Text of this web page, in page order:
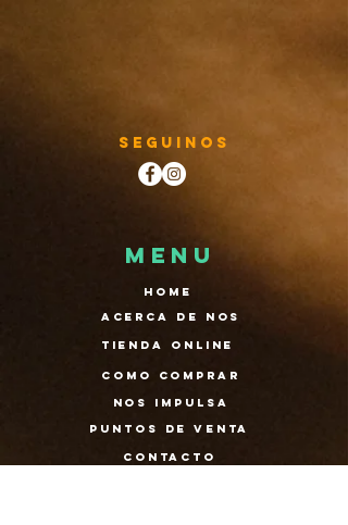
Seguinos
MENU
Home
Acerca de nos
Tienda Online
Como comprar
nos impulsa
puntos de venta
contacto